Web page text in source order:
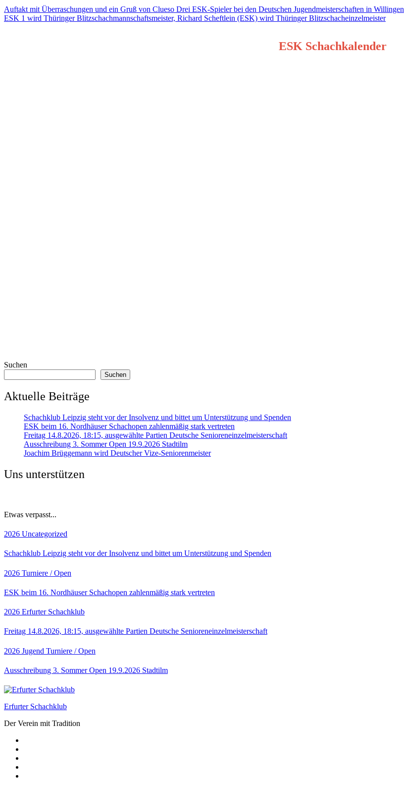
Beitragsnavigation
Auftakt mit Überraschungen und ein Gruß von Clueso Drei ESK-Spieler bei den Deutschen Jugendmeisterschaften in Willingen
ESK 1 wird Thüringer Blitzschachmannschaftsmeister, Richard Scheftlein (ESK) wird Thüringer Blitzschacheinzelmeister
ESK Schachkalender
Suchen
Suchen
Aktuelle Beiträge
Schachklub Leipzig steht vor der Insolvenz und bittet um Unterstützung und Spenden
ESK beim 16. Nordhäuser Schachopen zahlenmäßig stark vertreten
Freitag 14.8.2026, 18:15, ausgewählte Partien Deutsche Senioreneinzelmeisterschaft
Ausschreibung 3. Sommer Open 19.9.2026 Stadtilm
Joachim Brüggemann wird Deutscher Vize-Seniorenmeister
Uns unterstützen
Etwas verpasst...
2026 Uncategorized
Schachklub Leipzig steht vor der Insolvenz und bittet um Unterstützung und Spenden
2026 Turniere / Open
ESK beim 16. Nordhäuser Schachopen zahlenmäßig stark vertreten
2026 Erfurter Schachklub
Freitag 14.8.2026, 18:15, ausgewählte Partien Deutsche Senioreneinzelmeisterschaft
2026 Jugend Turniere / Open
Ausschreibung 3. Sommer Open 19.9.2026 Stadtilm
Erfurter Schachklub
Der Verein mit Tradition